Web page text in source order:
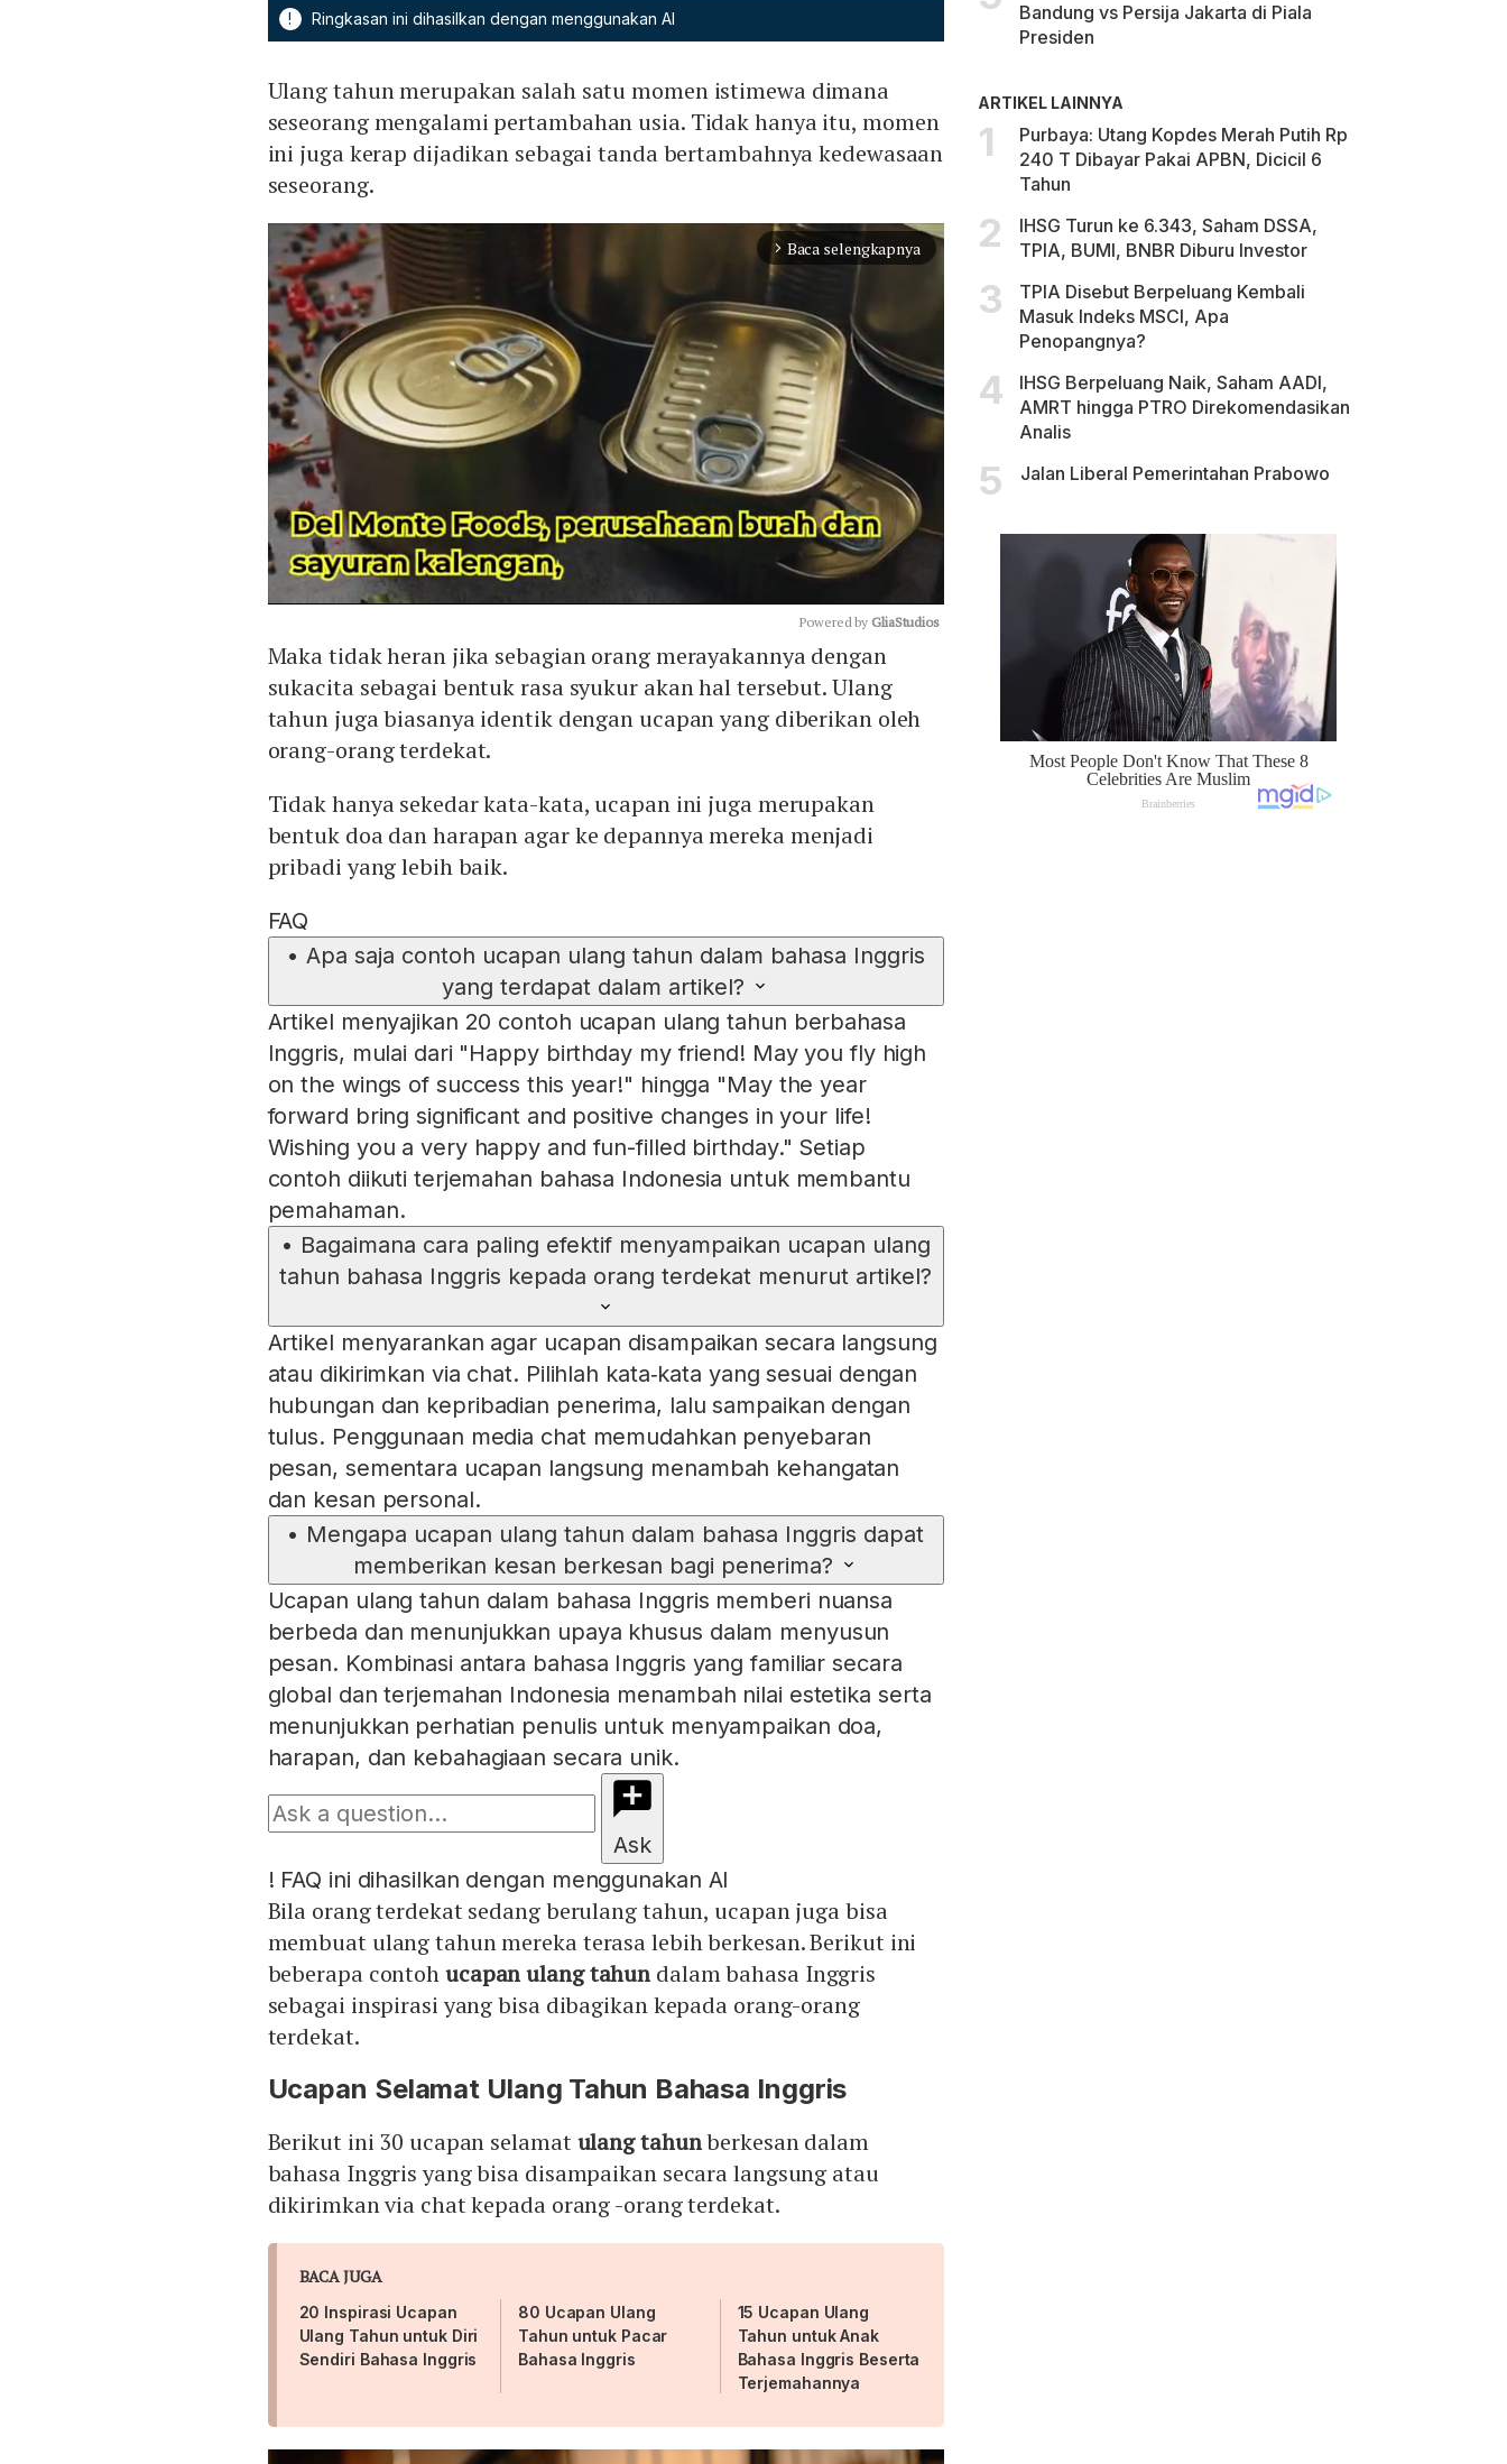
! Ringkasan ini dihasilkan dengan menggunakan AI
Ulang tahun merupakan salah satu momen istimewa dimana
seseorang mengalami pertambahan usia. Tidak hanya itu, momen
ini juga kerap dijadikan sebagai tanda bertambahnya kedewasaan
seseorang.
arrow_forward_ios Baca selengkapnya
Mute
Powered by GliaStudios
Maka tidak heran jika sebagian orang merayakannya dengan
sukacita sebagai bentuk rasa syukur akan hal tersebut. Ulang
tahun juga biasanya identik dengan ucapan yang diberikan oleh
orang-orang terdekat.
Tidak hanya sekedar kata-kata, ucapan ini juga merupakan
bentuk doa dan harapan agar ke depannya mereka menjadi
pribadi yang lebih baik.
FAQ
• Apa saja contoh ucapan ulang tahun dalam bahasa Inggris
yang terdapat dalam artikel?
Artikel menyajikan 20 contoh ucapan ulang tahun berbahasa
Inggris, mulai dari "Happy birthday my friend! May you fly high
on the wings of success this year!" hingga "May the year
forward bring significant and positive changes in your life!
Wishing you a very happy and fun-filled birthday." Setiap
contoh diikuti terjemahan bahasa Indonesia untuk membantu
pemahaman.
• Bagaimana cara paling efektif menyampaikan ucapan ulang
tahun bahasa Inggris kepada orang terdekat menurut artikel?
Artikel menyarankan agar ucapan disampaikan secara langsung
atau dikirimkan via chat. Pilihlah kata‑kata yang sesuai dengan
hubungan dan kepribadian penerima, lalu sampaikan dengan
tulus. Penggunaan media chat memudahkan penyebaran
pesan, sementara ucapan langsung menambah kehangatan
dan kesan personal.
• Mengapa ucapan ulang tahun dalam bahasa Inggris dapat
memberikan kesan berkesan bagi penerima?
Ucapan ulang tahun dalam bahasa Inggris memberi nuansa
berbeda dan menunjukkan upaya khusus dalam menyusun
pesan. Kombinasi antara bahasa Inggris yang familiar secara
global dan terjemahan Indonesia menambah nilai estetika serta
menunjukkan perhatian penulis untuk menyampaikan doa,
harapan, dan kebahagiaan secara unik.
Ask
! FAQ ini dihasilkan dengan menggunakan AI
Bila orang terdekat sedang berulang tahun, ucapan juga bisa
membuat ulang tahun mereka terasa lebih berkesan. Berikut ini
beberapa contohucapan ulang tahundalam bahasa Inggris
sebagai inspirasi yang bisa dibagikan kepada orang-orang
terdekat.
Ucapan Selamat Ulang Tahun Bahasa Inggris
Berikut ini 30 ucapan selamatulang tahunberkesan dalam
bahasa Inggris yang bisa disampaikan secara langsung atau
dikirimkan via chat kepada orang -orang terdekat.
BACA JUGA
20 Inspirasi Ucapan
Ulang Tahun untuk Diri
Sendiri Bahasa Inggris
80 Ucapan Ulang
Tahun untuk Pacar
Bahasa Inggris
15 Ucapan Ulang
Tahun untuk Anak
Bahasa Inggris Beserta
Terjemahannya
Bandung vs Persija Jakarta di Piala
Presiden
ARTIKEL LAINNYA
Purbaya: Utang Kopdes Merah Putih Rp
240 T Dibayar Pakai APBN, Dicicil 6
Tahun
IHSG Turun ke 6.343, Saham DSSA,
TPIA, BUMI, BNBR Diburu Investor
TPIA Disebut Berpeluang Kembali
Masuk Indeks MSCI, Apa
Penopangnya?
IHSG Berpeluang Naik, Saham AADI,
AMRT hingga PTRO Direkomendasikan
Analis
Jalan Liberal Pemerintahan Prabowo